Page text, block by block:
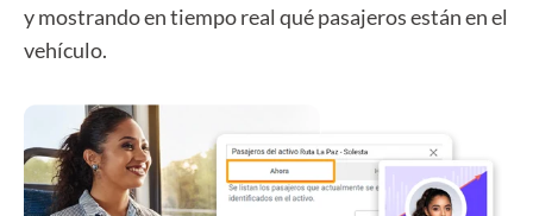
y mostrando en tiempo real qué pasajeros están en el
vehículo.